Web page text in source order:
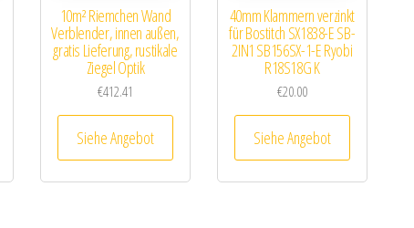
10m² Riemchen Wand
Verblender, innen außen,
gratis Lieferung, rustikale
Ziegel Optik
€412.41
Siehe Angebot
40mm Klammern verzinkt
für Bostitch SX1838-E SB-
2IN1 SB156SX-1-E Ryobi
R18S18G K
€20.00
Siehe Angebot